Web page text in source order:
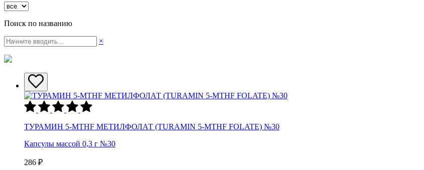
Поиск по названию
×
ТУРАМИН 5-MTHF МЕТИЛФОЛАТ (TURAMIN 5-MTHF FOLATE) №30
Капсулы массой 0,3 г №30
286 ₽